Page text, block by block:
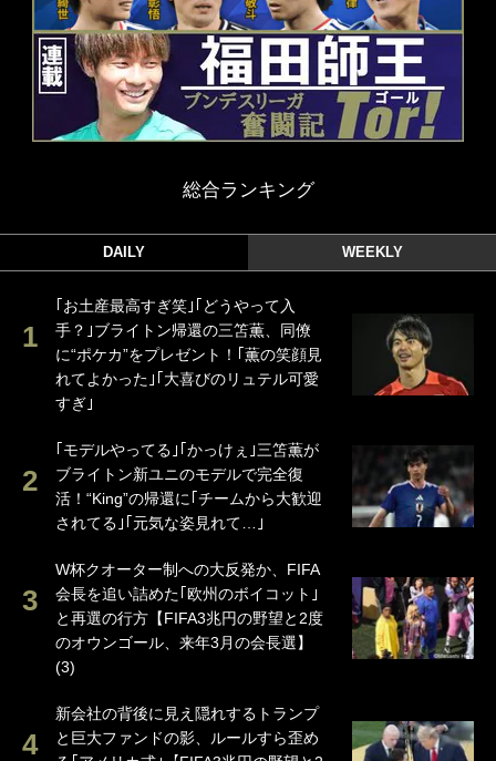
総合ランキング
DAILY WEEKLY
｢お土産最高すぎ笑｣｢どうやって入
手？｣ブライトン帰還の三笘薫、同僚
に“ポケカ”をプレゼント！｢薫の笑顔見
れてよかった｣｢大喜びのリュテル可愛
すぎ｣
｢モデルやってる｣｢かっけぇ｣三笘薫が
ブライトン新ユニのモデルで完全復
活！“King”の帰還に｢チームから大歓迎
されてる｣｢元気な姿見れて…｣
W杯クオーター制への大反発か、FIFA
会長を追い詰めた｢欧州のボイコット｣
と再選の行方【FIFA3兆円の野望と2度
のオウンゴール、来年3月の会長選】
(3)
新会社の背後に見え隠れするトランプ
と巨大ファンドの影、ルールすら歪め